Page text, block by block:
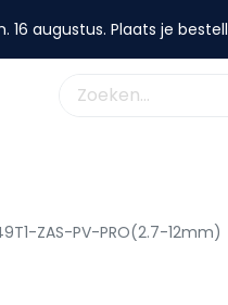
16 augustus. Plaats je
ZAS-PV-PRO(2.7-12mm)